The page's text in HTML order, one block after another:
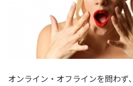
オンライン・オフラインを問わず